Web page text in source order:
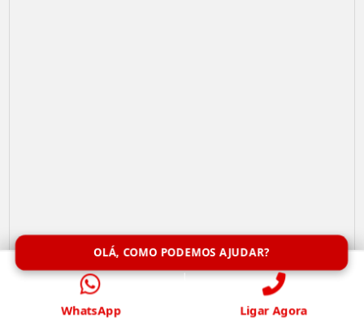
Limpeza de Caixa de Água
OLÁ, COMO PODEMOS AJUDAR?
WhatsApp Ligar Agora